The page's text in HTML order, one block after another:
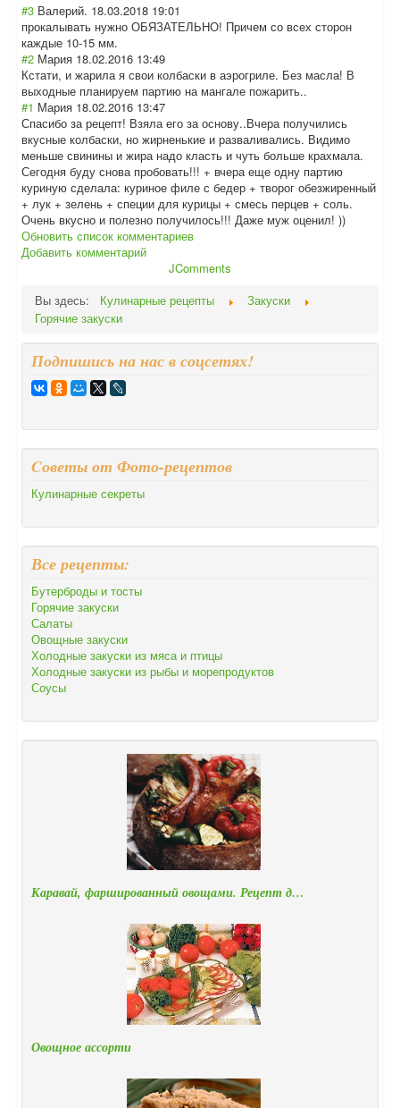
#3 Валерий. 18.03.2018 19:01
прокалывать нужно ОБЯЗАТЕЛЬНО! Причем со всех сторон
каждые 10-15 мм.
#2 Мария 18.02.2016 13:49
Кстати, и жарила я свои колбаски в аэрогриле. Без масла! В
выходные планируем партию на мангале пожарить..
#1 Мария 18.02.2016 13:47
Спасибо за рецепт! Взяла его за основу..Вчера получились
вкусные колбаски, но жирненькие и разваливались. Видимо
меньше свинины и жира надо класть и чуть больше крахмала.
Сегодня буду снова пробовать!!! + вчера еще одну партию
куриную сделала: куриное филе с бедер + творог обезжиренный
+ лук + зелень + специи для курицы + смесь перцев + соль.
Очень вкусно и полезно получилось!!! Даже муж оценил! ))
Обновить список комментариев
Добавить комментарий
JComments
Вы здесь:
Кулинарные рецепты
Закуски
Горячие закуски
Подпишись на нас в соцсетях!
Cоветы от Фото-рецептов
Кулинарные секреты
Все рецепты:
Бутерброды и тосты
Горячие закуски
Салаты
Овощные закуски
Холодные закуски из мяса и птицы
Холодные закуски из рыбы и морепродуктов
Соусы
Каравай, фаршированный овощами. Рецепт д…
Овощное ассорти